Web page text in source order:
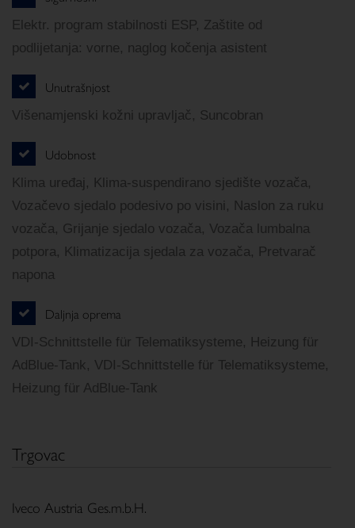
Elektr. program stabilnosti ESP, Zaštite od
podlijetanja: vorne, naglog kočenja asistent
Unutrašnjost
Višenamjenski kožni upravljač, Suncobran
Udobnost
Klima uređaj, Klima-suspendirano sjedište vozača,
Vozačevo sjedalo podesivo po visini, Naslon za ruku
vozača, Grijanje sjedalo vozača, Vozača lumbalna
potpora, Klimatizacija sjedala za vozača, Pretvarač
napona
Daljnja oprema
VDI-Schnittstelle für Telematiksysteme, Heizung für
AdBlue-Tank, VDI-Schnittstelle für Telematiksysteme,
Heizung für AdBlue-Tank
Trgovac
Iveco Austria Ges.m.b.H.